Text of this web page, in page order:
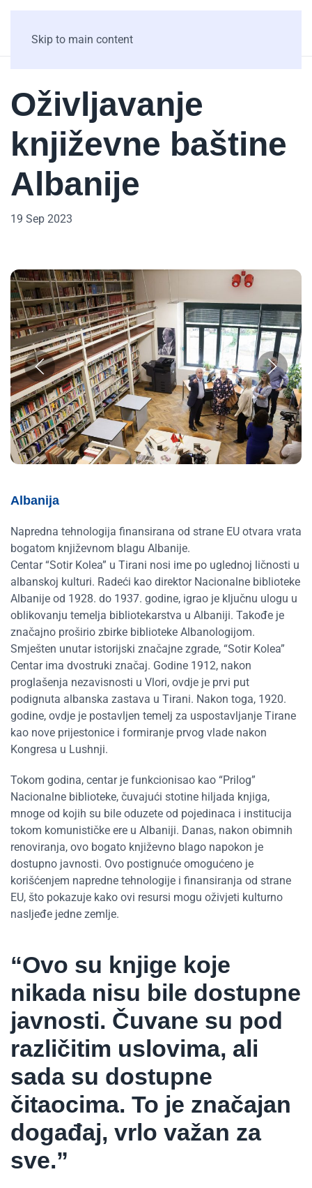
Skip to main content
Oživljavanje
književne baštine
Albanije
19 Sep 2023
Albanija
Napredna tehnologija finansirana od strane EU otvara vrata
bogatom književnom blagu Albanije.
Centar “Sotir Kolea” u Tirani nosi ime po uglednoj ličnosti u
albanskoj kulturi. Radeći kao direktor Nacionalne biblioteke
Albanije od 1928. do 1937. godine, igrao je ključnu ulogu u
oblikovanju temelja bibliotekarstva u Albaniji. Takođe je
značajno proširio zbirke biblioteke Albanologijom.
Smješten unutar istorijski značajne zgrade, “Sotir Kolea”
Centar ima dvostruki značaj. Godine 1912, nakon
proglašenja nezavisnosti u Vlori, ovdje je prvi put
podignuta albanska zastava u Tirani. Nakon toga, 1920.
godine, ovdje je postavljen temelj za uspostavljanje Tirane
kao nove prijestonice i formiranje prvog vlade nakon
Kongresa u Lushnji.
Tokom godina, centar je funkcionisao kao “Prilog”
Nacionalne biblioteke, čuvajući stotine hiljada knjiga,
mnoge od kojih su bile oduzete od pojedinaca i institucija
tokom komunističke ere u Albaniji. Danas, nakon obimnih
renoviranja, ovo bogato književno blago napokon je
dostupno javnosti. Ovo postignuće omogućeno je
korišćenjem napredne tehnologije i finansiranja od strane
EU, što pokazuje kako ovi resursi mogu oživjeti kulturno
nasljeđe jedne zemlje.
“Ovo su knjige koje
nikada nisu bile dostupne
javnosti. Čuvane su pod
različitim uslovima, ali
sada su dostupne
čitaocima. To je značajan
događaj, vrlo važan za
sve.”